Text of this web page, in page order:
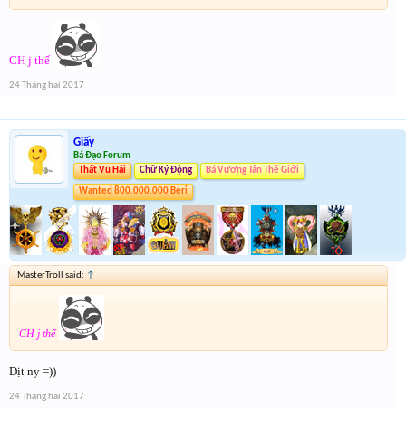
CH j thế
24 Tháng hai 2017
Giấy
Bá Đạo Forum
Thất Vũ Hải
Chữ Ký Động Bá Vương Tân Thế Giới
Wanted 800.000.000 Beri
MasterTroll said: ↑
CH j thế
Dịt ny =))
24 Tháng hai 2017